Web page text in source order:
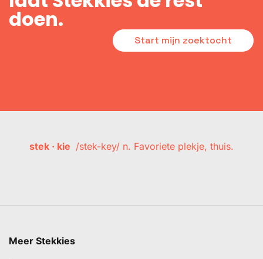
doen.
Start mijn zoektocht
stek · kie /stek-key/ n. Favoriete plekje, thuis.
Meer Stekkies